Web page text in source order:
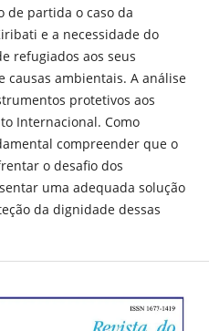
de partida o caso da
e a necessidade do
refugiados aos seus
causas ambientais. A análise
protetivos aos
Internacional. Como
compreender que o
o desafio dos
uma adequada solução
da dignidade dessas